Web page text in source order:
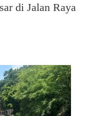
di Jalan Raya